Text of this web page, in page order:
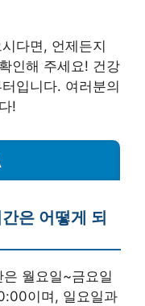
다면, 언제든지
인해 주세요! 건강
입니다. 여러분의
!
은 어떻게 되
월요일~금요일
이며, 일요일과